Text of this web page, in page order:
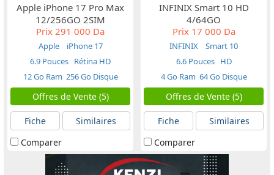
Apple iPhone 17 Pro Max
12/256GO 2SIM
Prix 291 000 Da
Apple
iPhone 17
6.9 Pouces Rétina HD
12 Go Ram 256 Go Disque
Offres de Vente (5)
Fiche
Similaires
Comparer
INFINIX Smart 10 HD
4/64GO
Prix17 000 Da
INFINIX
Smart 10
6.6 Pouces HD
4 Go Ram 64 Go Disque
Offres de Vente (5)
Fiche
Similaires
Comparer